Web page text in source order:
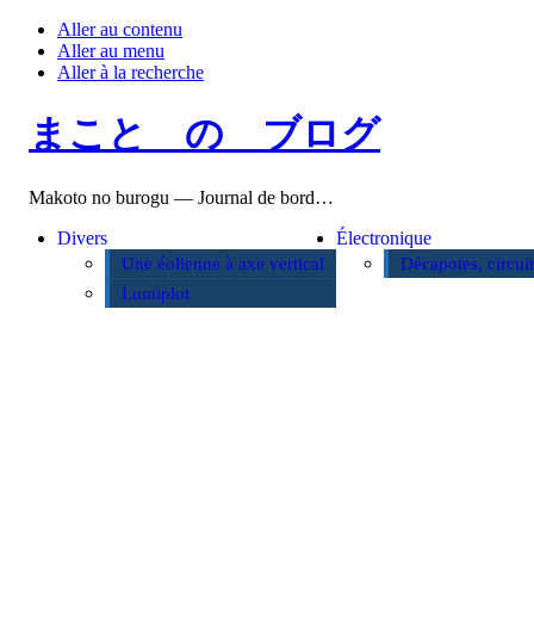
Aller au contenu
Aller au menu
Aller à la recherche
まこと の ブログ
Makoto no burogu — Journal de bord…
Divers
Une éolienne à axe vertical
Lumiplot
Électronique
Décapotes,